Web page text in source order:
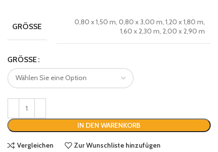
GRÖSSE
0,80 x 1,50 m, 0,80 x 3,00 m, 1,20 x 1,80 m,
1,60 x 2,30 m, 2,00 x 2,90 m
GRÖSSE
IN DEN WARENKORB
Vergleichen Zur Wunschliste hinzufügen